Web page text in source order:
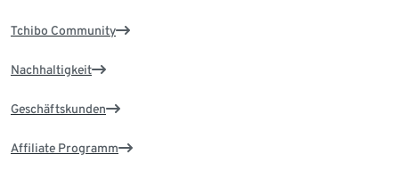
Tchibo Community
Nachhaltigkeit
Geschäftskunden
Affiliate Programm